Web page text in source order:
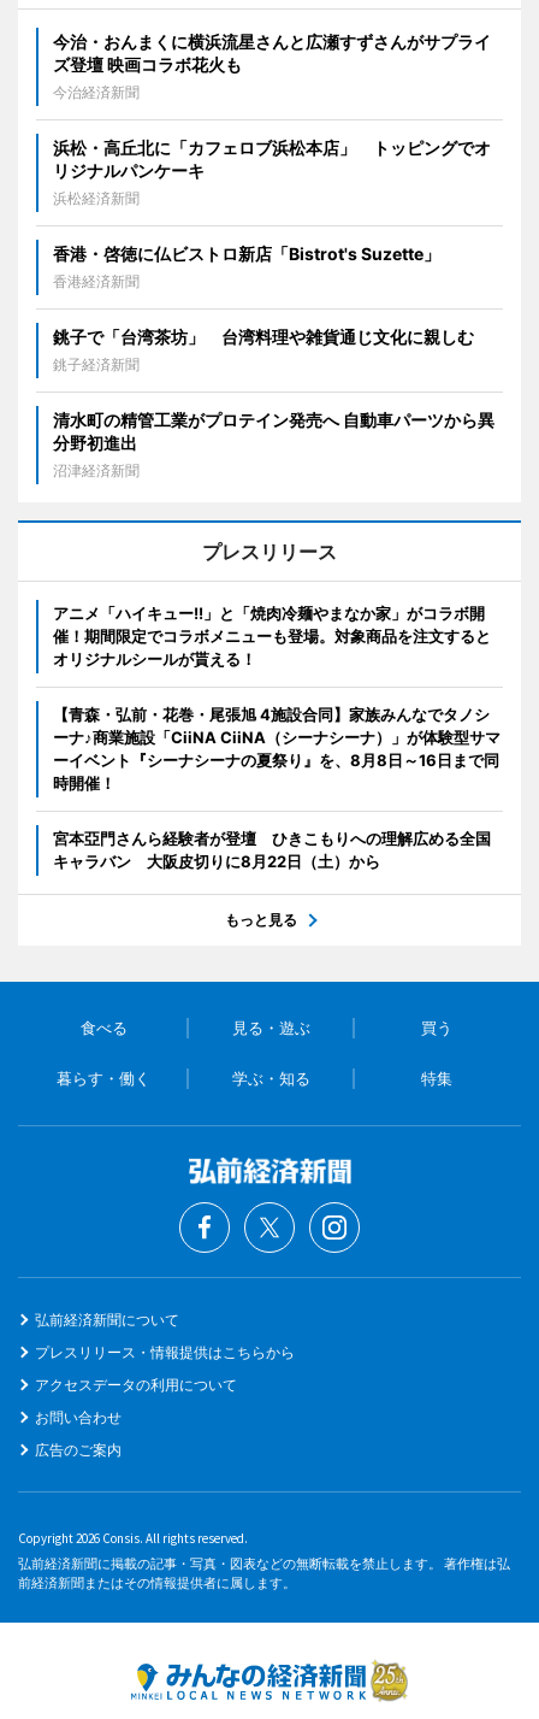
今治・おんまくに横浜流星さんと広瀬すずさんがサプライ
ズ登壇 映画コラボ花火も
今治経済新聞
浜松・高丘北に「カフェロブ浜松本店」 トッピングでオ
リジナルパンケーキ
浜松経済新聞
香港・啓徳に仏ビストロ新店「Bistrot's Suzette」
香港経済新聞
銚子で「台湾茶坊」 台湾料理や雑貨通じ文化に親しむ
銚子経済新聞
清水町の精管工業がプロテイン発売へ 自動車パーツから異
分野初進出
沼津経済新聞
プレスリリース
アニメ「ハイキュー!!」と「焼肉冷麺やまなか家」がコラボ開
催！期間限定でコラボメニューも登場。対象商品を注文すると
オリジナルシールが貰える！
【青森・弘前・花巻・尾張旭 4施設合同】家族みんなでタノシ
ーナ♪商業施設「CiiNA CiiNA（シーナシーナ）」が体験型サマ
ーイベント『シーナシーナの夏祭り』を、8月8日～16日まで同
時開催！
宮本亞門さんら経験者が登壇 ひきこもりへの理解広める全国
キャラバン 大阪皮切りに8月22日（土）から
もっと見る
食べる 見る・遊ぶ 買う
暮らす・働く 学ぶ・知る 特集
弘前経済新聞について
プレスリリース・情報提供はこちらから
アクセスデータの利用について
お問い合わせ
広告のご案内
Copyright 2026 Consis. All rights reserved.
弘前経済新聞に掲載の記事・写真・図表などの無断転載を禁止します。 著作権は弘
前経済新聞またはその情報提供者に属します。